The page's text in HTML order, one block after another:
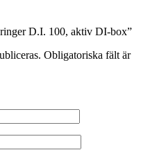
D.I. 100, aktiv DI-box”
Obligatoriska fält är